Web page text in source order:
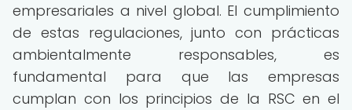
empresariales a nivel global. El cumplimiento
de estas regulaciones, junto con prácticas
ambientalmente responsables, es
fundamental para que las empresas
cumplan con los principios de la RSC en el